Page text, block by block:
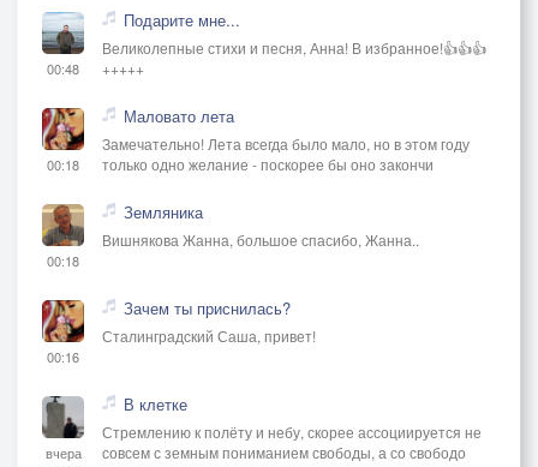
00:48
Подарите мне...
Великолепные стихи и песня, Анна! В избранное!👍👍👍
+++++
00:18
Маловато лета
Замечательно! Лета всегда было мало, но в этом году
только одно желание - поскорее бы оно закончи
00:18
Земляника
Вишнякова Жанна, большое спасибо, Жанна..
00:16
Зачем ты приснилась?
Сталинградский Саша, привет!
вчера
В клетке
Стремлению к полёту и небу, скорее ассоциируется не
совсем с земным пониманием свободы, а со свободо